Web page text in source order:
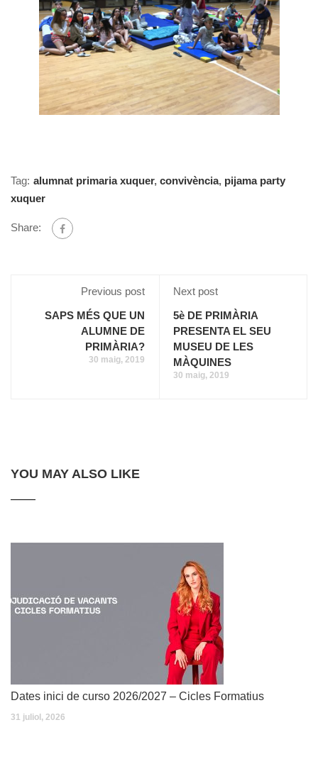
Tag: alumnat primaria xuquer, convivència, pijama party
xuquer
Share:
Previous post
SAPS MÉS QUE UN
ALUMNE DE
PRIMÀRIA?
30 maig, 2019
Next post
5è DE PRIMÀRIA
PRESENTA EL SEU
MUSEU DE LES
MÀQUINES
30 maig, 2019
YOU MAY ALSO LIKE
Dates inici de curso 2026/2027 – Cicles Formatius
31 juliol, 2026